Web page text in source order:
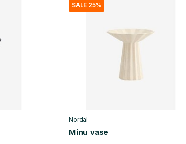
SALE 25%
Nordal
Minu vase